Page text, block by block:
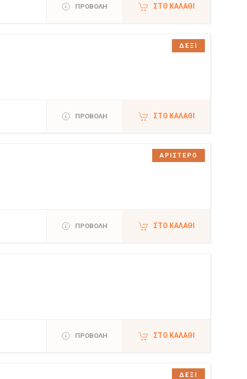
ΠΡΟΒΟΛΗ ΣΤΟ ΚΑΛΆΘΙ
ΠΡΟΒΟΛΗ ΣΤΟ ΚΑΛΆΘΙ
ΔΕΞΙ
ΠΡΟΒΟΛΗ ΣΤΟ ΚΑΛΆΘΙ
ΑΡΙΣΤΕΡΟ
ΠΡΟΒΟΛΗ ΣΤΟ ΚΑΛΆΘΙ
ΔΕΞΙ